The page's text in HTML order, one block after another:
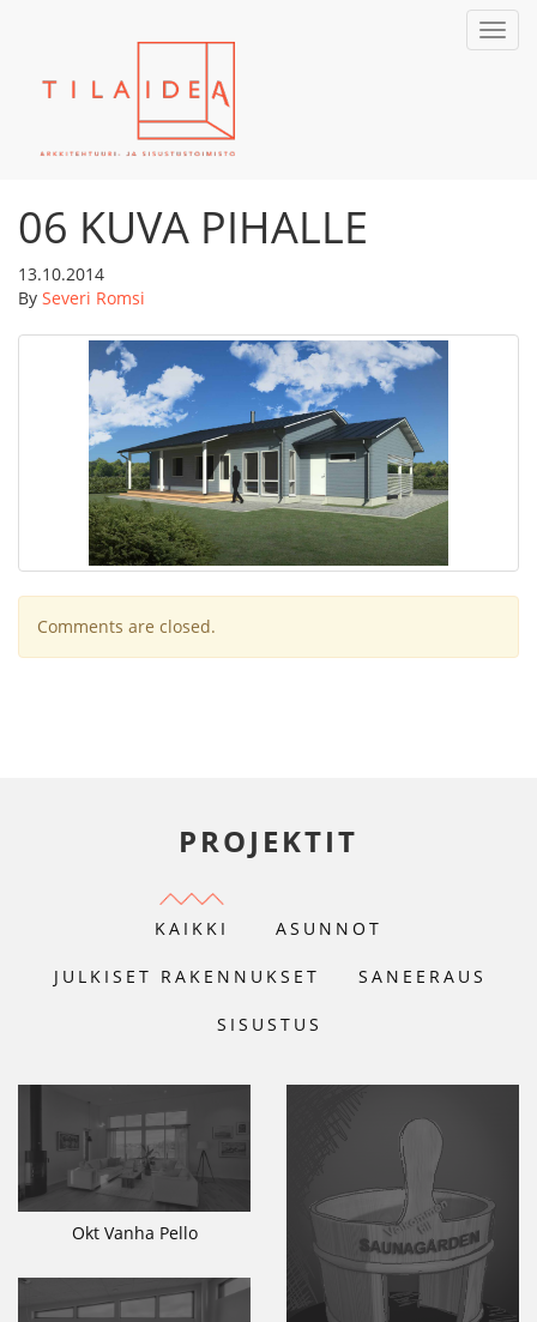
06 KUVA PIHALLE
13.10.2014
By Severi Romsi
Comments are closed.
PROJEKTIT
KAIKKI ASUNNOT
JULKISET RAKENNUKSET SANEERAUS
SISUSTUS
Okt Vanha Pello